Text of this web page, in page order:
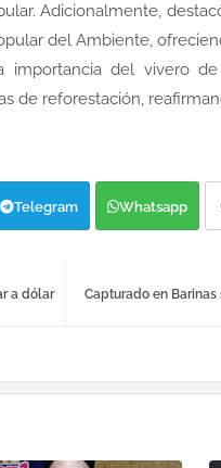
Adicionalmente,
del Ambiente,
importancia del vivero
de reforestación,
Telegram Whatsapp
Capturado en
a dólar